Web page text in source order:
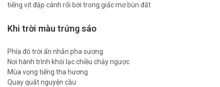
tiếng vịt đập cánh rối bời trong giấc mơ bùn đất
Khi trời màu trứng sáo
Phía đó trời ẩn nhẫn pha sương
Nơi hành trình khói lạc chiều chảy ngược
Mùa vọng tiếng tha hương
Quay quắt nguyện cầu